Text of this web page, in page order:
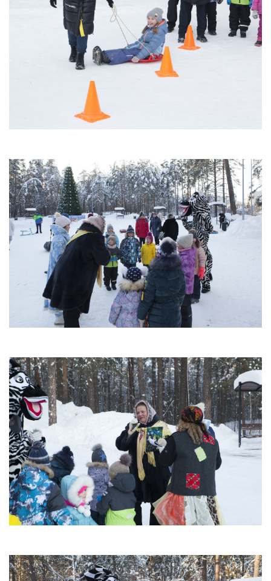
О правилах безопасности при морозе
Безопасность дорожного движения
Безопасность на железной дороге
Безопасность на воде
Профилактика асоциального поведения
Безопасность в интернете
ОСТОРОЖНО, КЛЕЩИ!
Противодействие коррупции
Информация о кадровом обеспечении, вакансии
Юридические реквизиты Центра
О центре
Апогей
Белая ладья
Бригантина
Каравелла
Комета
Космос
Корунд
Лира
Мечта
Оберег
Орбита
Орлёнок
Пионер
Фортуна
Химик